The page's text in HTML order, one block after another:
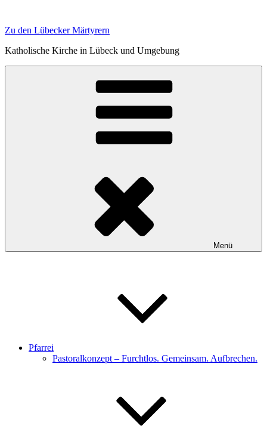
springen
Zu den Lübecker Märtyrern
Katholische Kirche in Lübeck und Umgebung
Menü
Pfarrei
Pastoralkonzept – Furchtlos. Gemeinsam. Aufbrechen.